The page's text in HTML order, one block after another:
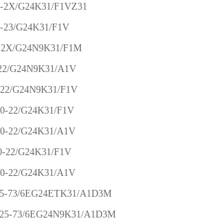
2X/G24K31/F1VZ31
G24K31/F1V
G24N9K31/F1M
G24N9K31/A1V
G24N9K31/F1V
22/G24K31/F1V
22/G24K31/A1V
22/G24K31/F1V
22/G24K31/A1V
73/6EG24ETK31/A1D3M
73/6EG24N9K31/A1D3M